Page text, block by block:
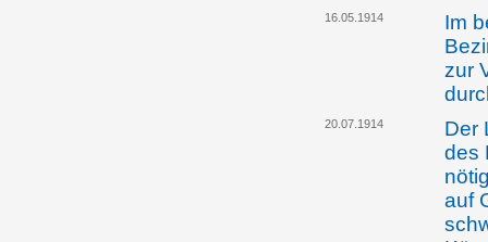
16.05.1914
Im
zur
20.07.1914
Der
des
auf